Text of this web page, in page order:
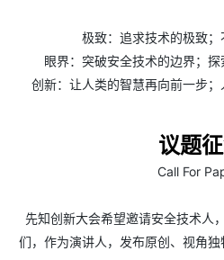
极致：追求技术的极致
眼界：突破安全技术的边界；
创新：让人类的智慧再向前一步
议题
Call For
先知创新大会希望邀请安全技术人
们，作为演讲人，发布原创、视角独